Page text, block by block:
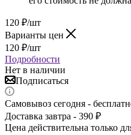
120 ₽/шт
Варианты цен
120 ₽/шт
Подробности
Нет в наличии
Подписаться
Самовывоз сегодня -
Доставка завтра - 390 ₽
Цена действительна только